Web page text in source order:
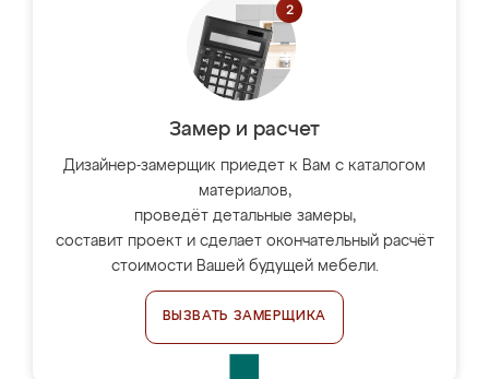
Замер и расчет
Дизайнер-замерщик приедет к Вам с каталогом
материалов,
проведёт детальные замеры,
составит проект и сделает окончательный расчёт
стоимости Вашей будущей мебели.
ВЫЗВАТЬ ЗАМЕРЩИКА